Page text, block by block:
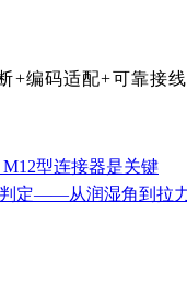
+编码适配+可靠接
型连接器是关键
判定——从润湿角到拉